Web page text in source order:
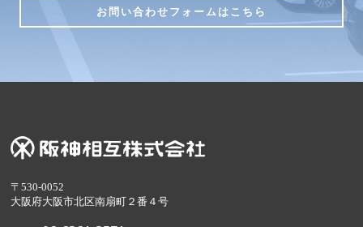
お問い合わせフォームはこちら
〒530-0052
大阪府大阪市北区南扇町２番４号